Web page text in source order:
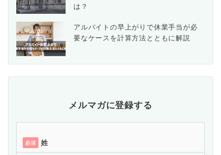
は？
アルバイトの早上がりで休業手当が必
要なケースを計算方法とともに解説
メルマガに登録する
必須 姓